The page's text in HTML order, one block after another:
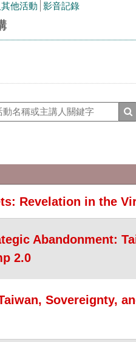
他活動 影音記錄
Revelation in the
Abandonment:
2.0
Sovereignty,